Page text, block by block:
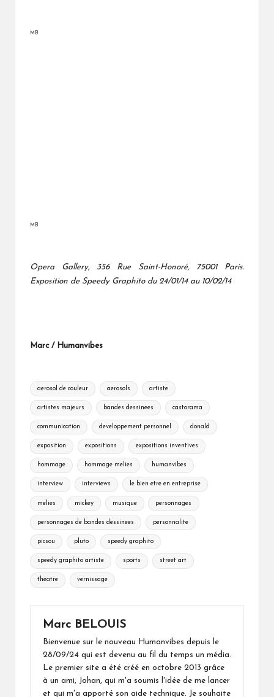
MB
MB
Opera Gallery, 356 Rue Saint-Honoré, 75001 Paris.
Exposition de Speedy Graphito du 24/01/14 au 10/02/14
Marc / Humanvibes
Tags:
aerosol de couleur aerosols artiste
artistes majeurs bandes dessinees castorama
communication developpement personnel donald
exposition expositions expositions inventives
hommage hommage melies humanvibes
interview interviews le bien etre en entreprise
melies mickey musique personnages
personnages de bandes dessinees personnalite
picsou pluto speedy graphito
speedy graphito artiste sports street art
theatre vernissage
Marc BELOUIS
Bienvenue sur le nouveau Humanvibes depuis le
28/09/24 qui est devenu au fil du temps un média.
Le premier site a été créé en octobre 2013 grâce
à un ami, Johan, qui m'a soumis l'idée de me lancer
et qui m'a apporté son aide technique. Je souhaite